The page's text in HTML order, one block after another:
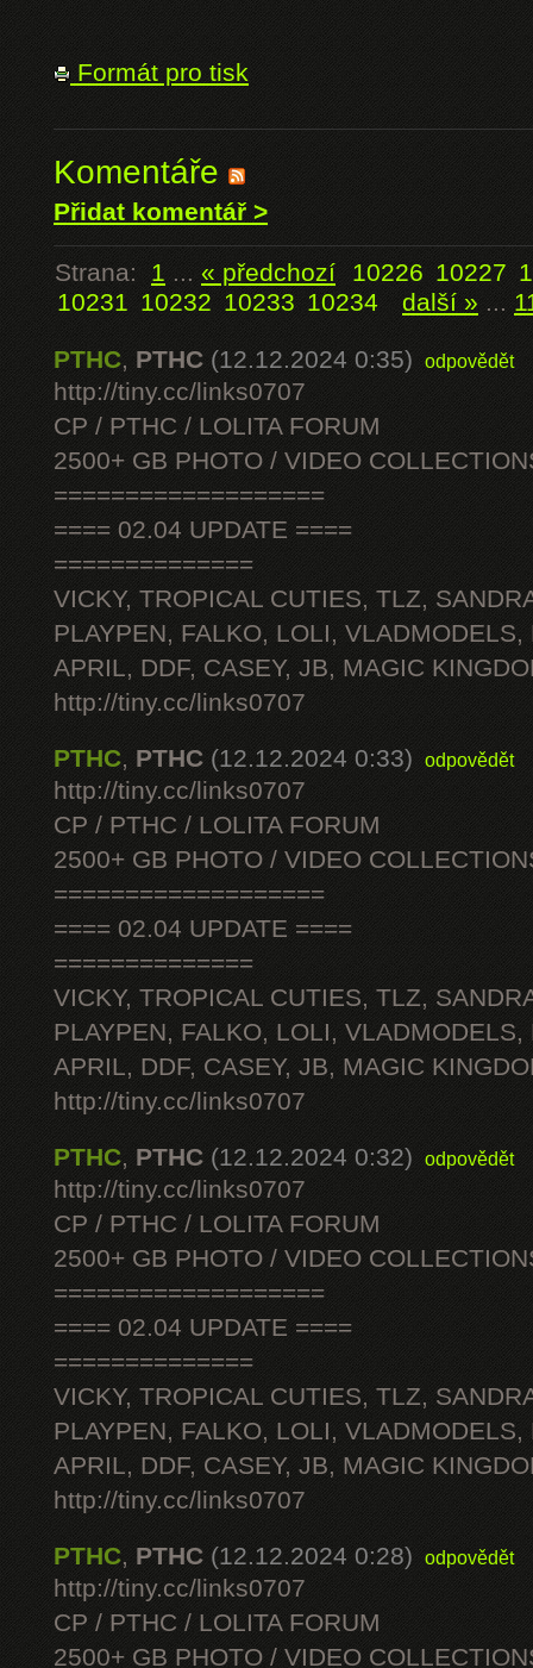
Formát pro tisk
Komentáře
Přidat komentář >
Strana: 1 ... « předchozí 10226 10227
10231 10232 10233 10234 další » ...
PTHC, PTHC (12.12.2024 0:35) odpovědět
http://tiny.cc/links0707
CP / PTHC / LOLITA FORUM
2500+ GB PHOTO / VIDEO
===================
==== 02.04 UPDATE ====
==============
VICKY, TROPICAL CUTIES, TLZ,
PLAYPEN, FALKO, LOLI, VLADMODELS,
APRIL, DDF, CASEY, JB, MAGIC
http://tiny.cc/links0707
PTHC, PTHC (12.12.2024 0:33) odpovědět
http://tiny.cc/links0707
CP / PTHC / LOLITA FORUM
2500+ GB PHOTO / VIDEO
===================
==== 02.04 UPDATE ====
==============
VICKY, TROPICAL CUTIES, TLZ,
PLAYPEN, FALKO, LOLI, VLADMODELS,
APRIL, DDF, CASEY, JB, MAGIC
http://tiny.cc/links0707
PTHC, PTHC (12.12.2024 0:32) odpovědět
http://tiny.cc/links0707
CP / PTHC / LOLITA FORUM
2500+ GB PHOTO / VIDEO
===================
==== 02.04 UPDATE ====
==============
VICKY, TROPICAL CUTIES, TLZ,
PLAYPEN, FALKO, LOLI, VLADMODELS,
APRIL, DDF, CASEY, JB, MAGIC
http://tiny.cc/links0707
PTHC, PTHC (12.12.2024 0:28) odpovědět
http://tiny.cc/links0707
CP / PTHC / LOLITA FORUM
2500+ GB PHOTO / VIDEO